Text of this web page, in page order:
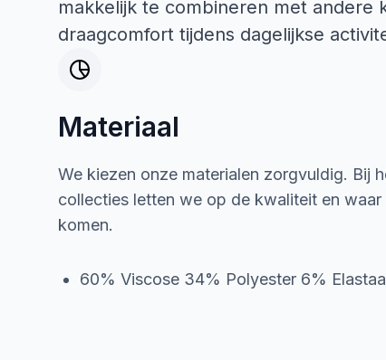
makkelijk te combineren met andere
draagcomfort tijdens dagelijkse
Materiaal
We kiezen onze materialen zorgvuldig. Bij
collecties letten we op de kwaliteit en waar
komen.
60% Viscose 34% Polyester 6%